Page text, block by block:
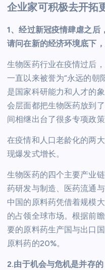
企业家可积极去开拓
1、经过新冠疫情肆虐之后
请问在新的经济环境底下
生物医药行业在疫情过后
一直以来被誉为“永远的朝
是国家科研能力和人才的
会层面都把生物医药放到
间相继出台了很多专项政
在疫情和人口老龄化的两
现爆发式增长。
生物医药的四个主要产业
药研发与制造、医药流通与
中国的原料药凭借着规模
的占领全球市场。根据前
要的原料药生产国与出口
原料药的20%。
2.由于机会与危机是并存